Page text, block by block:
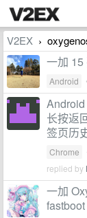
V2EX ›
一加 15
Android
长按返
签页历
Chrome
replied by
一加